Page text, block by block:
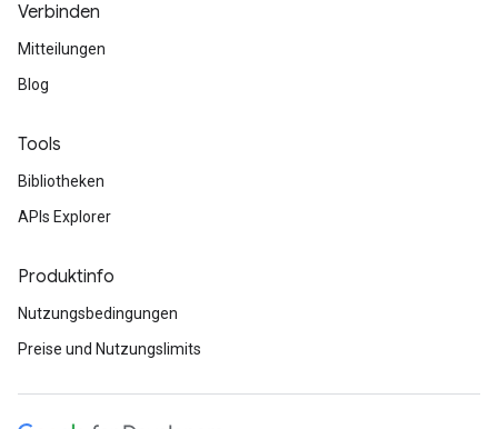
Verbinden
Mitteilungen
Blog
Tools
Bibliotheken
APIs Explorer
Produktinfo
Nutzungsbedingungen
Preise und Nutzungslimits